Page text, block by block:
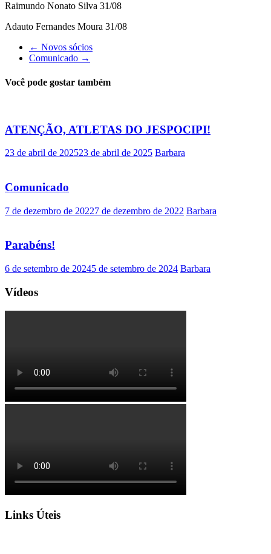
Raimundo Nonato Silva 31/08
Adauto Fernandes Moura 31/08
← Novos sócios
Comunicado →
Você pode gostar também
ATENÇÃO, ATLETAS DO JESPOCIPI!
23 de abril de 202523 de abril de 2025 Barbara
Comunicado
7 de dezembro de 20227 de dezembro de 2022 Barbara
Parabéns!
6 de setembro de 20245 de setembro de 2024 Barbara
Vídeos
Links Úteis